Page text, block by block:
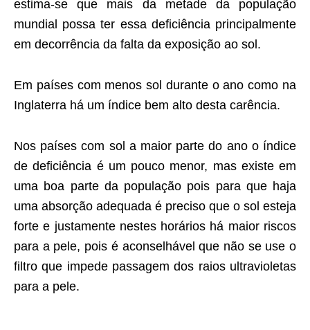
estima-se que mais da metade da população
mundial possa ter essa deficiência principalmente
em decorrência da falta da exposição ao sol.
Em países com menos sol durante o ano como na
Inglaterra há um índice bem alto desta carência.
Nos países com sol a maior parte do ano o índice
de deficiência é um pouco menor, mas existe em
uma boa parte da população pois para que haja
uma absorção adequada é preciso que o sol esteja
forte e justamente nestes horários há maior riscos
para a pele, pois é aconselhável que não se use o
filtro que impede passagem dos raios ultravioletas
para a pele.